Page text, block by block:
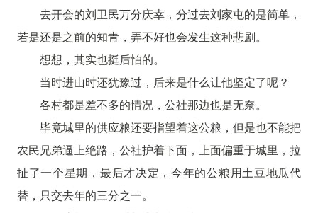
去开会的刘卫民万分庆幸，分过去刘家屯的是简单，
若是还是之前的知青，弄不好也会发生这种悲剧。
想想，其实也挺后怕的。
当时进山时还犹豫过，后来是什么让他坚定了呢？
各村都是差不多的情况，公社那边也是无奈。
毕竟城里的供应粮还要指望着这公粮，但是也不能把
农民兄弟逼上绝路，公社护着下面，上面偏重于城里，拉
扯了一个星期，最后才决定，今年的公粮用土豆地瓜代
替，只交去年的三分之一。